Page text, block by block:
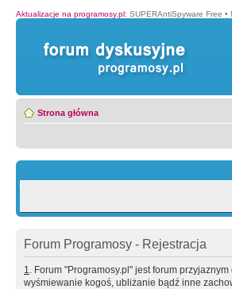
Aktualizacje na programosy.pl: SUPERAntiSpyware Free •
Strona główna
Forum Programosy - Rejestracja
1. Forum "Programosy.pl" jest forum
wyśmiewanie kogoś, ubliżanie bądź inne